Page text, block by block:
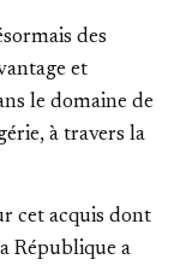
des
et
le domaine de
à travers la
cet acquis dont
République a